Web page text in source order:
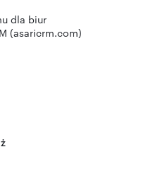
dla biur
(asaricrm.com)